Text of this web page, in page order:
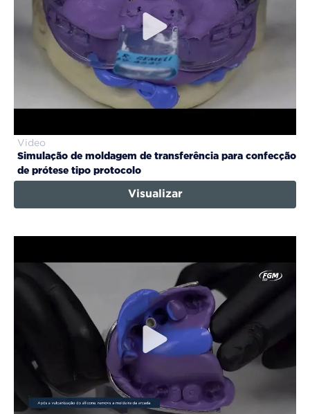
Video
Simulação de moldagem de transferência para confecção
de prótese tipo protocolo
Visualizar